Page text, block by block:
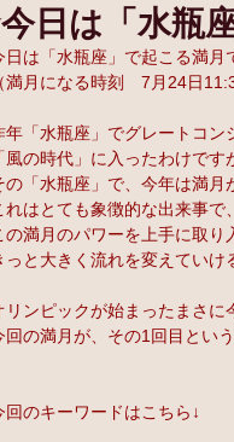
日は「水瓶
日は「水瓶座」で起こる満月
（満月になる時刻　7月24日
年「水瓶座」でグレートコン
「風の時代」に入ったわけです
の「水瓶座」で、今年は満月
れはとても象徴的な出来事で、
の満月のパワーを上手に取り
っと大きく流れを変えていけ
リンピックが始まったまさに
回の満月が、その1回目という
回のキーワードはこちら↓